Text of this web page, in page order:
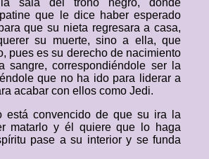
sala del trono negro, donde
que le dice haber esperado
que su nieta regresara a casa,
su muerte, sino a ella, que
pues es su derecho de nacimiento
sangre, correspondiéndole ser la
que no ha ido para liderar a
acabar con ellos como Jedi.
está convencido de que su ira la
matarlo y él quiere que lo haga
pase a su interior y se funda